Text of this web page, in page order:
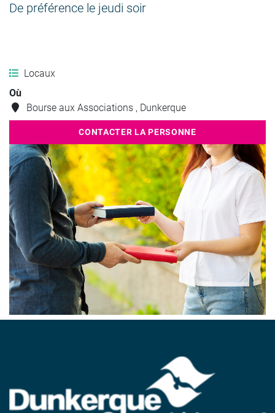
De préférence le jeudi soir
Locaux
Où
Bourse aux Associations , Dunkerque
CONTACTER LA PERSONNE